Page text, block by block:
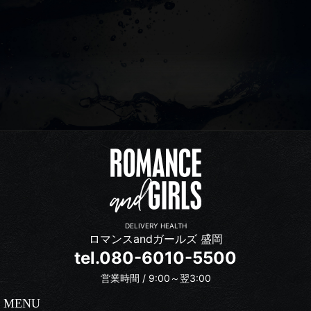
DELIVERY HEALTH
ロマンスandガールズ 盛岡
tel.080-6010-5500
営業時間 / 9:00～翌3:00
MENU